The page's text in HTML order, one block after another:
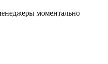
моментально